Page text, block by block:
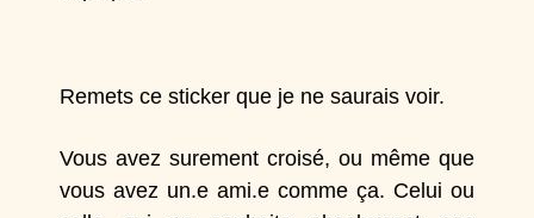
Remets ce sticker que je ne saurais voir.
Vous avez surement croisé, ou même que
vous avez un.e ami.e comme ça. Celui ou